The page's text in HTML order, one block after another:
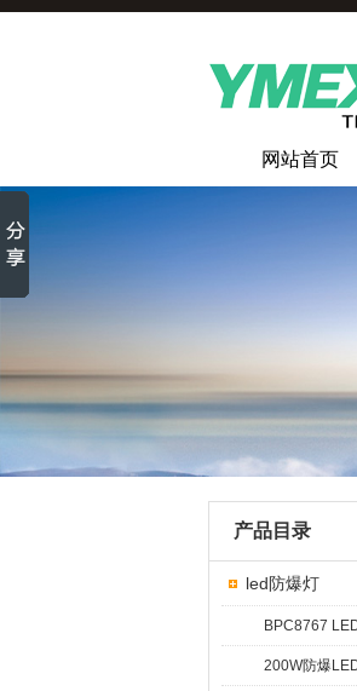
网站首页
产品目录
led防爆灯
BPC8767
200W防爆